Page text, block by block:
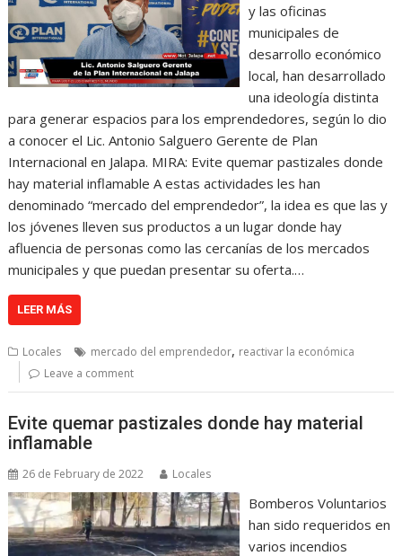
y las oficinas
municipales de
desarrollo económico
local, han desarrollado
una ideología distinta
para generar espacios para los emprendedores, según lo dio
a conocer el Lic. Antonio Salguero Gerente de Plan
Internacional en Jalapa. MIRA: Evite quemar pastizales donde
hay material inflamable A estas actividades les han
denominado “mercado del emprendedor”, la idea es que las y
los jóvenes lleven sus productos a un lugar donde hay
afluencia de personas como las cercanías de los mercados
municipales y que puedan presentar su oferta.…
LEER MÁS
Locales mercado del emprendedor, reactivar la económica
Leave a comment
Evite quemar pastizales donde hay material
inflamable
26 de February de 2022 Locales
Bomberos Voluntarios
han sido requeridos en
varios incendios